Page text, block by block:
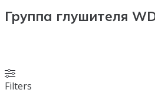
Группа глушителя
Filters